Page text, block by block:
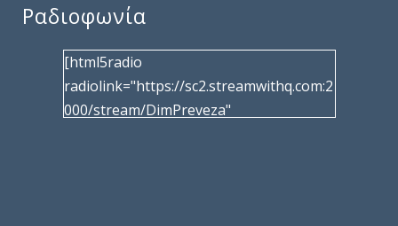
Ραδιοφωνία
[html5radio
radiolink="https://sc2.streamwithq.com:2
000/stream/DimPreveza"